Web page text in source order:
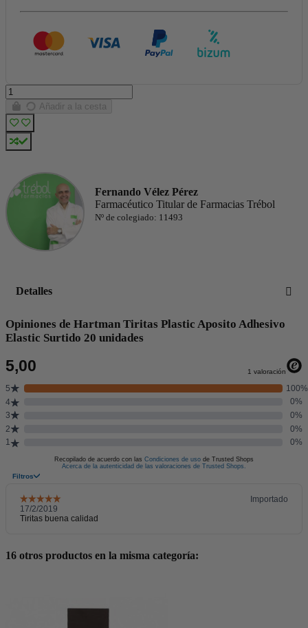
Añadir a la cesta
Fernando Vélez Pérez
Farmacéutico Titular de Farmacias Trébol
Nº de colegiado: 11493
Detalles
Opiniones de Hartman Tiritas Plastic Aposito Adhesivo
Elastic Surtido 20 unidades
16 otros productos en la misma categoría: